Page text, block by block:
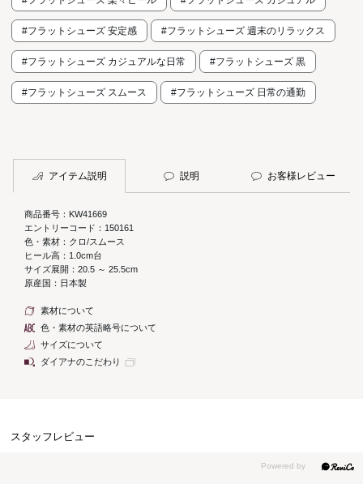
#フラットシューズ 安定感 #フラットシューズ 週末のリラックス
#フラットシューズ カジュアルな日常 #フラットシューズ 黒
#フラットシューズ スムース #フラットシューズ 日常の通勤
アイテム説明 説明 お客様レビュー
商品番号：KW41669
エントリーコード：150161
色・素材：クロ/スムース
ヒール高：1.0cm台
サイズ展開：20.5 ～ 25.5cm
原産国：日本製
素材について
色・素材の英語略号について
サイズについて
ダイアナのこだわり
スタッフレビュー